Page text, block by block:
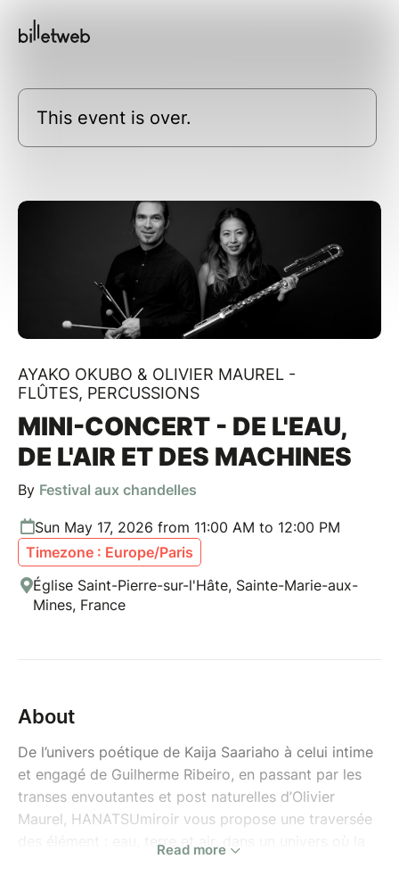
This event is over.
AYAKO OKUBO & OLIVIER MAUREL -
FLÛTES, PERCUSSIONS
MINI-CONCERT - DE L'EAU,
DE L'AIR ET DES MACHINES
By Festival aux chandelles
Sun May 17, 2026 from 11:00 AM to 12:00 PM
Timezone : Europe/Paris
Église Saint-Pierre-sur-l'Hâte, Sainte-Marie-aux-
Mines, France
About
De l’univers poétique de Kaija Saariaho à celui intime
et engagé de Guilherme Ribeiro, en passant par les
transes envoutantes et post naturelles d’Olivier
Maurel, HANATSUmiroir vous propose une traversée
des élément : eau, terre et air, dans un univers où la
Read more